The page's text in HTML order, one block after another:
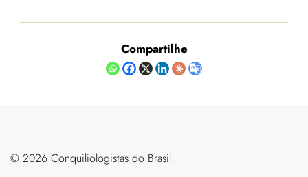
Compartilhe
©️ 2026 Conquiliologistas do Brasil